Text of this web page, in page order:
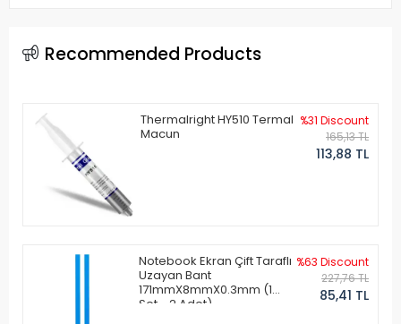
Recommended Products
Thermalright HY510 Termal
Macun
%31 Discount
165,13 TL
113,88 TL
Notebook Ekran Çift Taraflı
Uzayan Bant
171mmX8mmX0.3mm (1
Set - 2 Adet)
%63 Discount
227,76 TL
85,41 TL